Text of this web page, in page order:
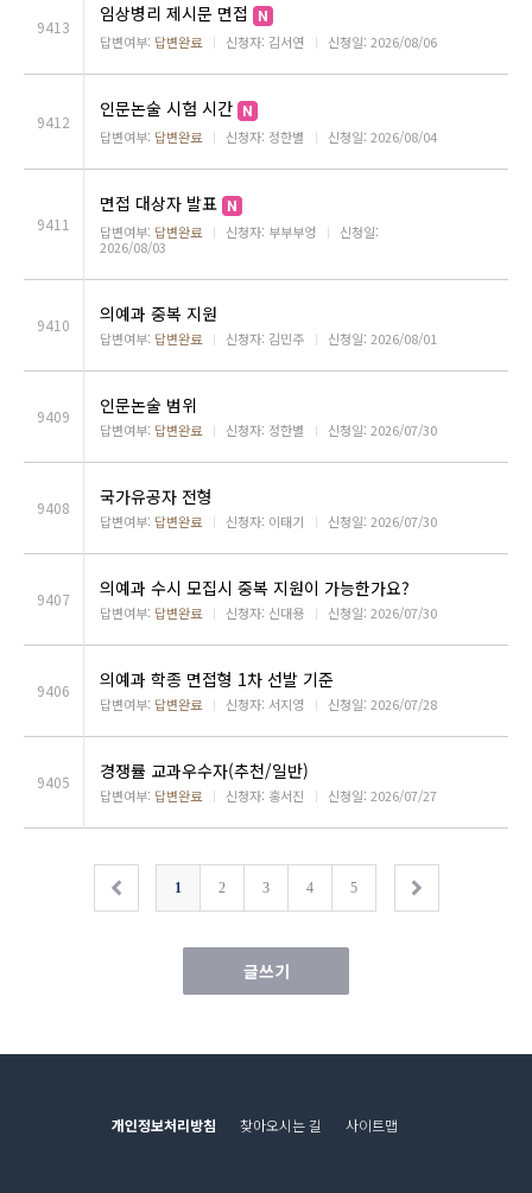
9413
임상병리 제시문 면접
답변여부: 답변완료 ㅣ 신청자: 김서연 ㅣ 신청일: 2026/08/06
9412
인문논술 시험 시간
답변여부: 답변완료 ㅣ 신청자: 정한별 ㅣ 신청일: 2026/08/04
9411
면접 대상자 발표
답변여부: 답변완료 ㅣ 신청자: 부부부엉 ㅣ 신청일:
2026/08/03
9410 의예과 중복 지원
답변여부: 답변완료 ㅣ 신청자: 김민주 ㅣ 신청일: 2026/08/01
9409 인문논술 범위
답변여부: 답변완료 ㅣ 신청자: 정한별 ㅣ 신청일: 2026/07/30
9408 국가유공자 전형
답변여부: 답변완료 ㅣ 신청자: 이태기 ㅣ 신청일: 2026/07/30
9407 의예과 수시 모집시 중복 지원이 가능한가요?
답변여부: 답변완료 ㅣ 신청자: 신대용 ㅣ 신청일: 2026/07/30
9406 의예과 학종 면접형 1차 선발 기준
답변여부: 답변완료 ㅣ 신청자: 서지영 ㅣ 신청일: 2026/07/28
9405 경쟁률 교과우수자(추천/일반)
답변여부: 답변완료 ㅣ 신청자: 홍서진 ㅣ 신청일: 2026/07/27
1 2 3 4 5
글쓰기
개인정보처리방침 찾아오시는 길 사이트맵